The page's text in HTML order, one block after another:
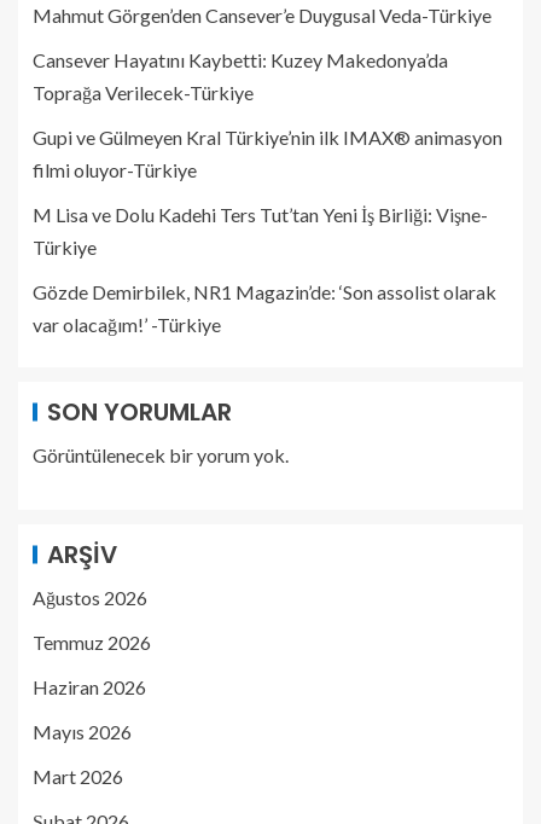
Mahmut Görgen’den Cansever’e Duygusal Veda-Türkiye
Cansever Hayatını Kaybetti: Kuzey Makedonya’da
Toprağa Verilecek-Türkiye
Gupi ve Gülmeyen Kral Türkiye’nin ilk IMAX® animasyon
filmi oluyor-Türkiye
M Lisa ve Dolu Kadehi Ters Tut’tan Yeni İş Birliği: Vişne-
Türkiye
Gözde Demirbilek, NR1 Magazin’de: ‘Son assolist olarak
var olacağım!’ -Türkiye
SON YORUMLAR
Görüntülenecek bir yorum yok.
ARŞIV
Ağustos 2026
Temmuz 2026
Haziran 2026
Mayıs 2026
Mart 2026